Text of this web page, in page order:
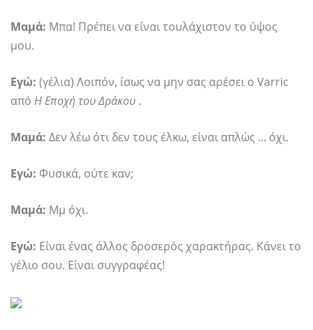
Μαμά: Μπα! Πρέπει να είναι τουλάχιστον το ύψος
μου.
Εγώ: (γέλια) Λοιπόν, ίσως να μην σας αρέσει ο Varric
από Η Εποχή του Δράκου .
Μαμά: Δεν λέω ότι δεν τους έλκω, είναι απλώς ... όχι.
Εγώ: Φυσικά, ούτε καν;
Μαμά: Μμ όχι.
Εγώ: Είναι ένας άλλος δροσερός χαρακτήρας. Κάνει το
γέλιο σου. Είναι συγγραφέας!